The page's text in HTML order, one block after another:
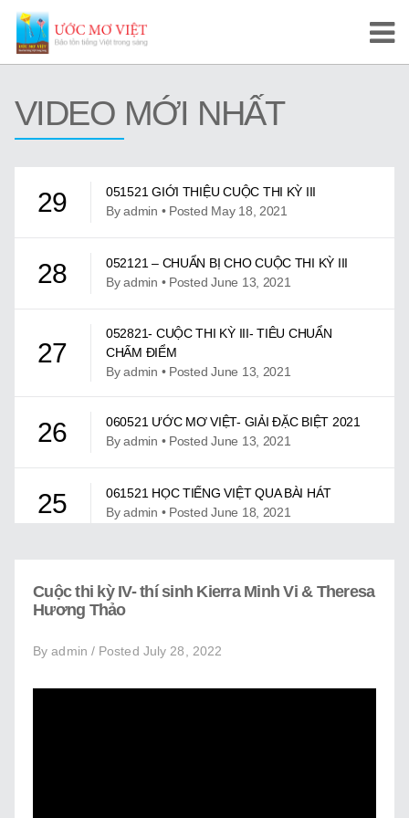
Cuộc Thi Ước Mơ Việt
Hướng Dẫn
Tài Liệu Học Tập
Video Tự Học và Dạy Tiếng Việt
Video Đọc Truyện
Video Tiếng Việt, Sử Việt
Trung Tâm Việt Ngữ
Gây Quỹ
VIDEO MỚI NHẤT
29
051521 GIỚI THIỆU CUỘC THI KỲ III
By admin • Posted May 18, 2021
28
052121 – CHUẨN BỊ CHO CUỘC THI KỲ III
By admin • Posted June 13, 2021
27
052821- CUỘC THI KỲ III- TIÊU CHUẨN
CHẤM ĐIỂM
By admin • Posted June 13, 2021
26
060521 ƯỚC MƠ VIỆT- GIẢI ĐẶC BIỆT 2021
By admin • Posted June 13, 2021
25
061521 HỌC TIẾNG VIỆT QUA BÀI HÁT
By admin • Posted June 18, 2021
24
061921 ƯỚC MƠ VIỆT – MỪNG NGÀY LỄ
CHA
By admin • Posted July 13, 2021
23
07302021 – CUỘC THI UỚC MƠ VIỆT KỲ III
Cuộc thi kỳ IV- thí sinh Kierra Minh Vi & Theresa
Hương Thảo
By admin / Posted July 28, 2022